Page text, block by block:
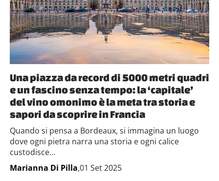
Una piazza da record di 5000 metri quadri
e un fascino senza tempo: la ‘capitale’
del vino omonimo è la meta tra storia e
sapori da scoprire in Francia
Quando si pensa a Bordeaux, si immagina un luogo
dove ogni pietra narra una storia e ogni calice
custodisce...
Marianna Di Pilla,01 Set 2025